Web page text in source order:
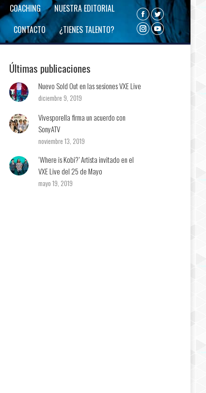
COACHING
NUESTRA EDITORIAL
CONTACTO ¿TIENES TALENTO?
Facebook
Twitter
Instagram
YouTube
Últimas publicaciones
Nuevo Sold Out en las sesiones VXE Live
diciembre 9, 2019
Vivesporella firma un acuerdo con
SonyATV
noviembre 13, 2019
‘Where is Kobi?’ Artista invitado en el
VXE Live del 25 de Mayo
mayo 19, 2019